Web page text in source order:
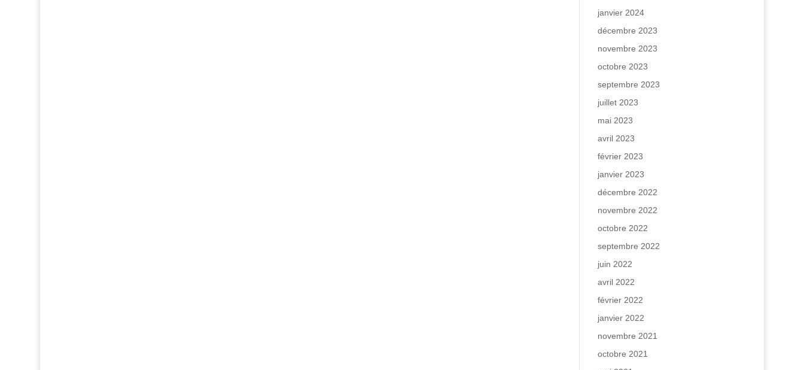
janvier 2024
décembre 2023
novembre 2023
octobre 2023
septembre 2023
juillet 2023
mai 2023
avril 2023
février 2023
janvier 2023
décembre 2022
novembre 2022
octobre 2022
septembre 2022
juin 2022
avril 2022
février 2022
janvier 2022
novembre 2021
octobre 2021